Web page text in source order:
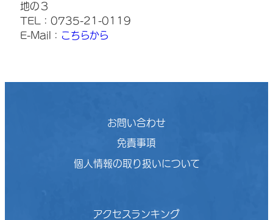
地の３
TEL：0735-21-0119
E-Mail： こちらから
お問い合わせ
免責事項
個人情報の取り扱いについて
アクセスランキング